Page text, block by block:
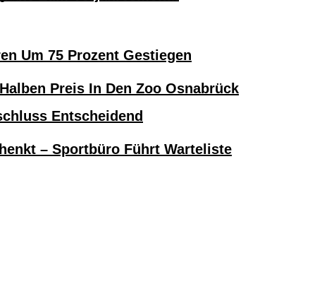
Um 75 Prozent Gestiegen
Entscheidend
Preis In Den Zoo Osnabrück
– Sportbüro Führt Warteliste